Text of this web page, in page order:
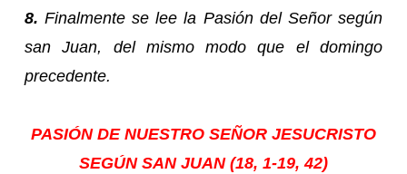
8. Finalmente se lee la Pasión del Señor según
san Juan, del mismo modo que el domingo
precedente.
PASIÓN DE NUESTRO SEÑOR JESUCRISTO
SEGÚN SAN JUAN (18, 1-19, 42)